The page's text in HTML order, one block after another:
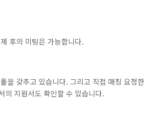
후의 미팅은 가능합니다.
을 갖추고 있습니다. 그리고 직접 매칭 요청한
의 지원서도 확인할 수 있습니다.